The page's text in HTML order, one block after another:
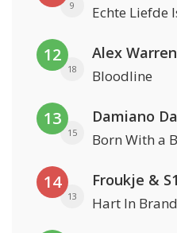
9 Echte Liefde
12
18
Alex
Bloodline
13
15
Damiano
Born With a
14
13
Froukje &
Hart In Brand